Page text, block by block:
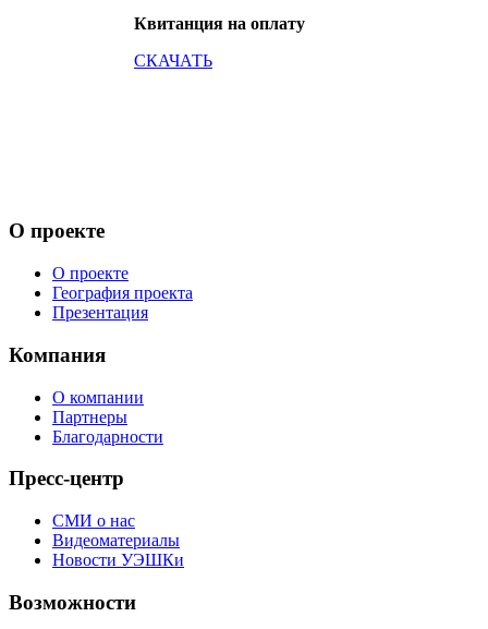
Квитанция на оплату
СКАЧАТЬ
О проекте
О проекте
География проекта
Презентация
Компания
О компании
Партнеры
Благодарности
Пресс-центр
СМИ о нас
Видеоматериалы
Новости УЭШКи
Возможности